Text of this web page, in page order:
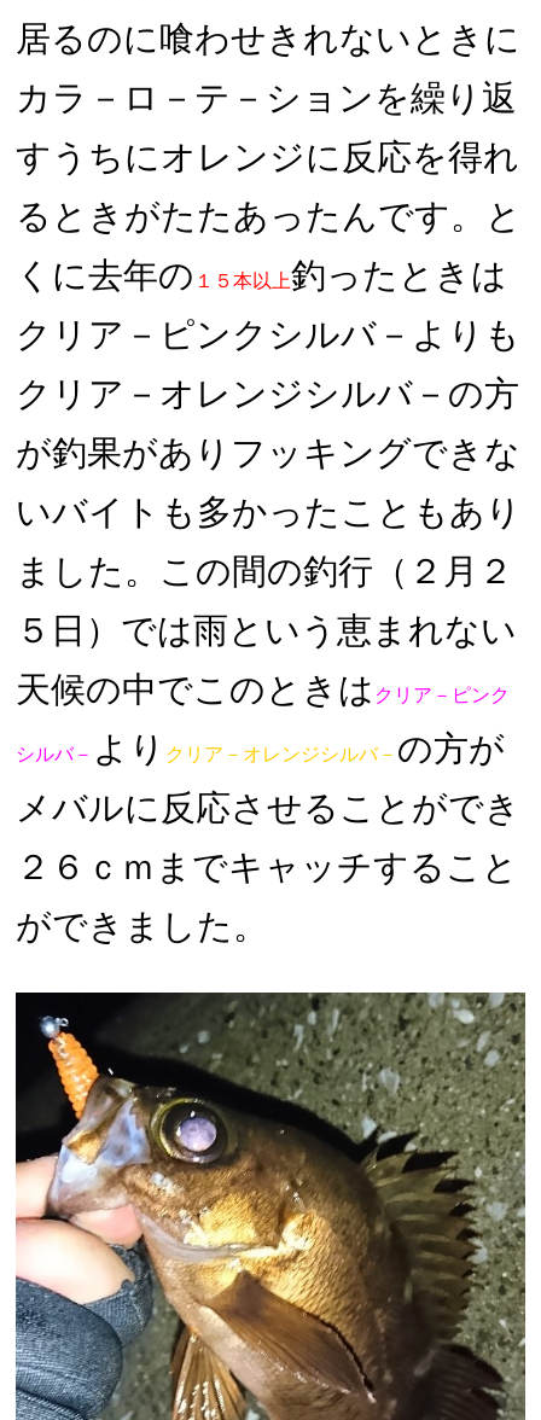
居るのに喰わせきれないときに
カラ－ロ－テ－ションを繰り返
すうちにオレンジに反応を得れ
るときがたたあったんです。と
くに去年の １５本以上釣ったときは
クリア－ピンクシルバ－よりも
クリア－オレンジシルバ－の方
が釣果がありフッキングできな
いバイトも多かったこともあり
ました。この間の釣行（２月２
５日）では雨という恵まれない
天候の中でこのときは クリア－ピンク
シルバ－ より クリア－オレンジシルバ－ の方が
メバルに反応させることができ
２６ｃｍまでキャッチすること
ができました。